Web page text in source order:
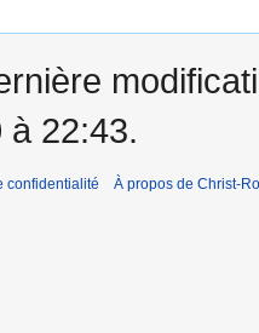
à 22:43.
confidentialité À propos de Christ-